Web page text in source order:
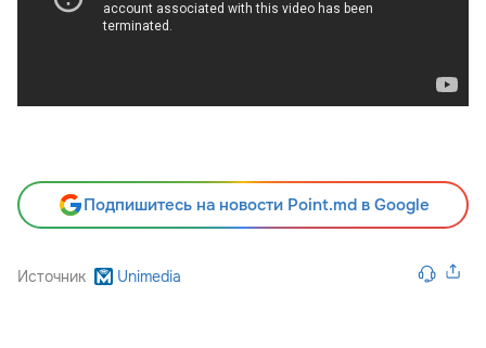
Подпишитесь на новости Point.md в Google
Источник Unimedia